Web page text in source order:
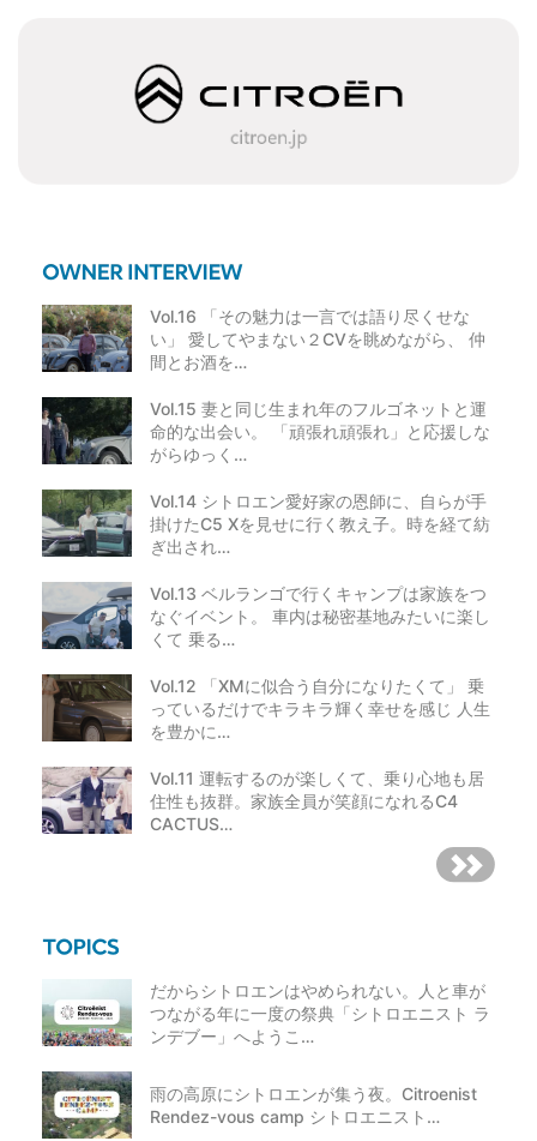
Vol.16 「その魅力は一言では語り尽くせな
い」 愛してやまない２CVを眺めながら、 仲
間とお酒を…
Vol.15 妻と同じ生まれ年のフルゴネットと運
命的な出会い。 「頑張れ頑張れ」と応援しな
がらゆっく…
Vol.14 シトロエン愛好家の恩師に、自らが手
掛けたC5 Xを見せに行く教え子。時を経て紡
ぎ出され…
Vol.13 ベルランゴで行くキャンプは家族をつ
なぐイベント。 車内は秘密基地みたいに楽し
くて 乗る…
Vol.12 「XMに似合う自分になりたくて」 乗
っているだけでキラキラ輝く幸せを感じ 人生
を豊かに…
Vol.11 運転するのが楽しくて、乗り心地も居
住性も抜群。家族全員が笑顔になれるC4
CACTUS…
だからシトロエンはやめられない。人と車が
つながる年に一度の祭典「シトロエニスト ラ
ンデブー」へようこ…
雨の高原にシトロエンが集う夜。Citroenist
Rendez-vous camp シトロエニスト…